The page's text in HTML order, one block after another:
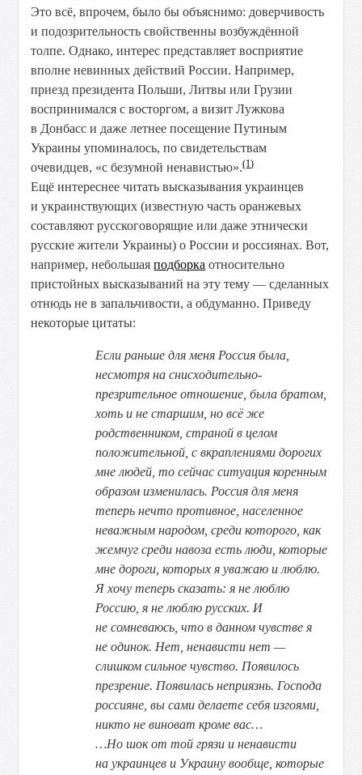
Это всё, впрочем, было бы объяснимо: доверчивость
и подозрительность свойственны возбуждённой
толпе. Однако, интерес представляет восприятие
вполне невинных действий России. Например,
приезд президента Польши, Литвы или Грузии
воспринимался с восторгом, а визит Лужкова
в Донбасс и даже летнее посещение Путиным
Украины упоминалось, по свидетельствам
очевидцев, «с безумной ненавистью».(1)
Ещё интереснее читать высказывания украинцев
и украинствующих (известную часть оранжевых
составляют русскоговорящие или даже этнически
русские жители Украины) о России и россиянах. Вот,
например, небольшаяподборка относительно
пристойных высказываний на эту тему — сделанных
отнюдь не в запальчивости, а обдуманно. Приведу
некоторые цитаты:
Если раньше для меня Россия была,
несмотря на снисходительно-
презрительное отношение, была братом,
хоть и не старшим, но всё же
родственником, страной в целом
положительной, с вкраплениями дорогих
мне людей, то сейчас ситуация коренным
образом изменилась. Россия для меня
теперь нечто противное, населенное
неважным народом, среди которого, как
жемчуг среди навоза есть люди, которые
мне дороги, которых я уважаю и люблю.
Я хочу теперь сказать: я не люблю
Россию, я не люблю русских. И
не сомневаюсь, что в данном чувстве я
не одинок. Нет, ненависти нет —
слишком сильное чувство. Появилось
презрение. Появилась неприязнь. Господа
россияне, вы сами делаете себя изгоями,
никто не виноват кроме вас…
…Но шок от той грязи и ненависти
на украинцев и Украину вообще, которые